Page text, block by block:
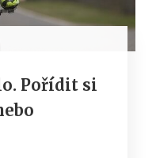
Pořídit si